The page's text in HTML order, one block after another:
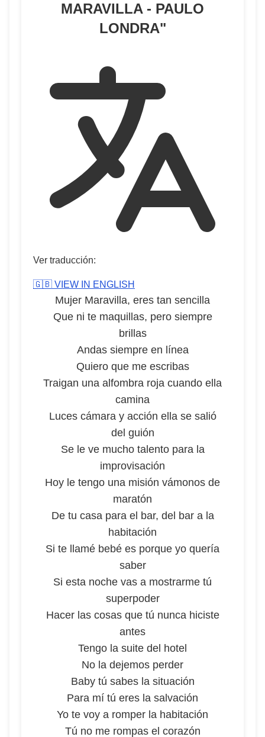
MARAVILLA - PAULO
LONDRA"
Ver traducción:
🇬🇧 VIEW IN ENGLISH
Mujer Maravilla, eres tan sencilla
Que ni te maquillas, pero siempre
brillas
Andas siempre en línea
Quiero que me escribas
Traigan una alfombra roja cuando ella
camina
Luces cámara y acción ella se salió
del guión
Se le ve mucho talento para la
improvisación
Hoy le tengo una misión vámonos de
maratón
De tu casa para el bar, del bar a la
habitación
Si te llamé bebé es porque yo quería
saber
Si esta noche vas a mostrarme tú
superpoder
Hacer las cosas que tú nunca hiciste
antes
Tengo la suite del hotel
No la dejemos perder
Baby tú sabes la situación
Para mí tú eres la salvación
Yo te voy a romper la habitación
Tú no me rompas el corazón